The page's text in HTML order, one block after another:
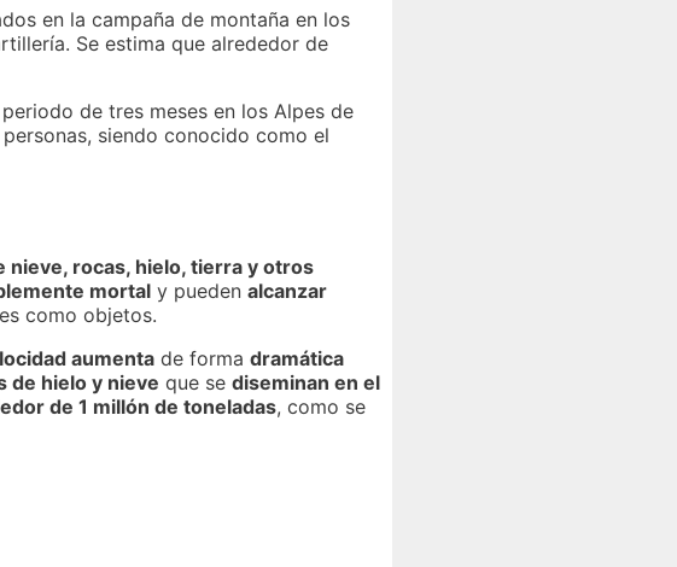
en la campaña de montaña en los
Se estima que alrededor de
de tres meses en los Alpes de
siendo conocido como el
nieve, rocas, hielo, tierra y otros
mortal y pueden alcanzar
como objetos.
aumenta de forma dramática
de hielo y nieve que se diseminan en el
de 1 millón de toneladas, como se